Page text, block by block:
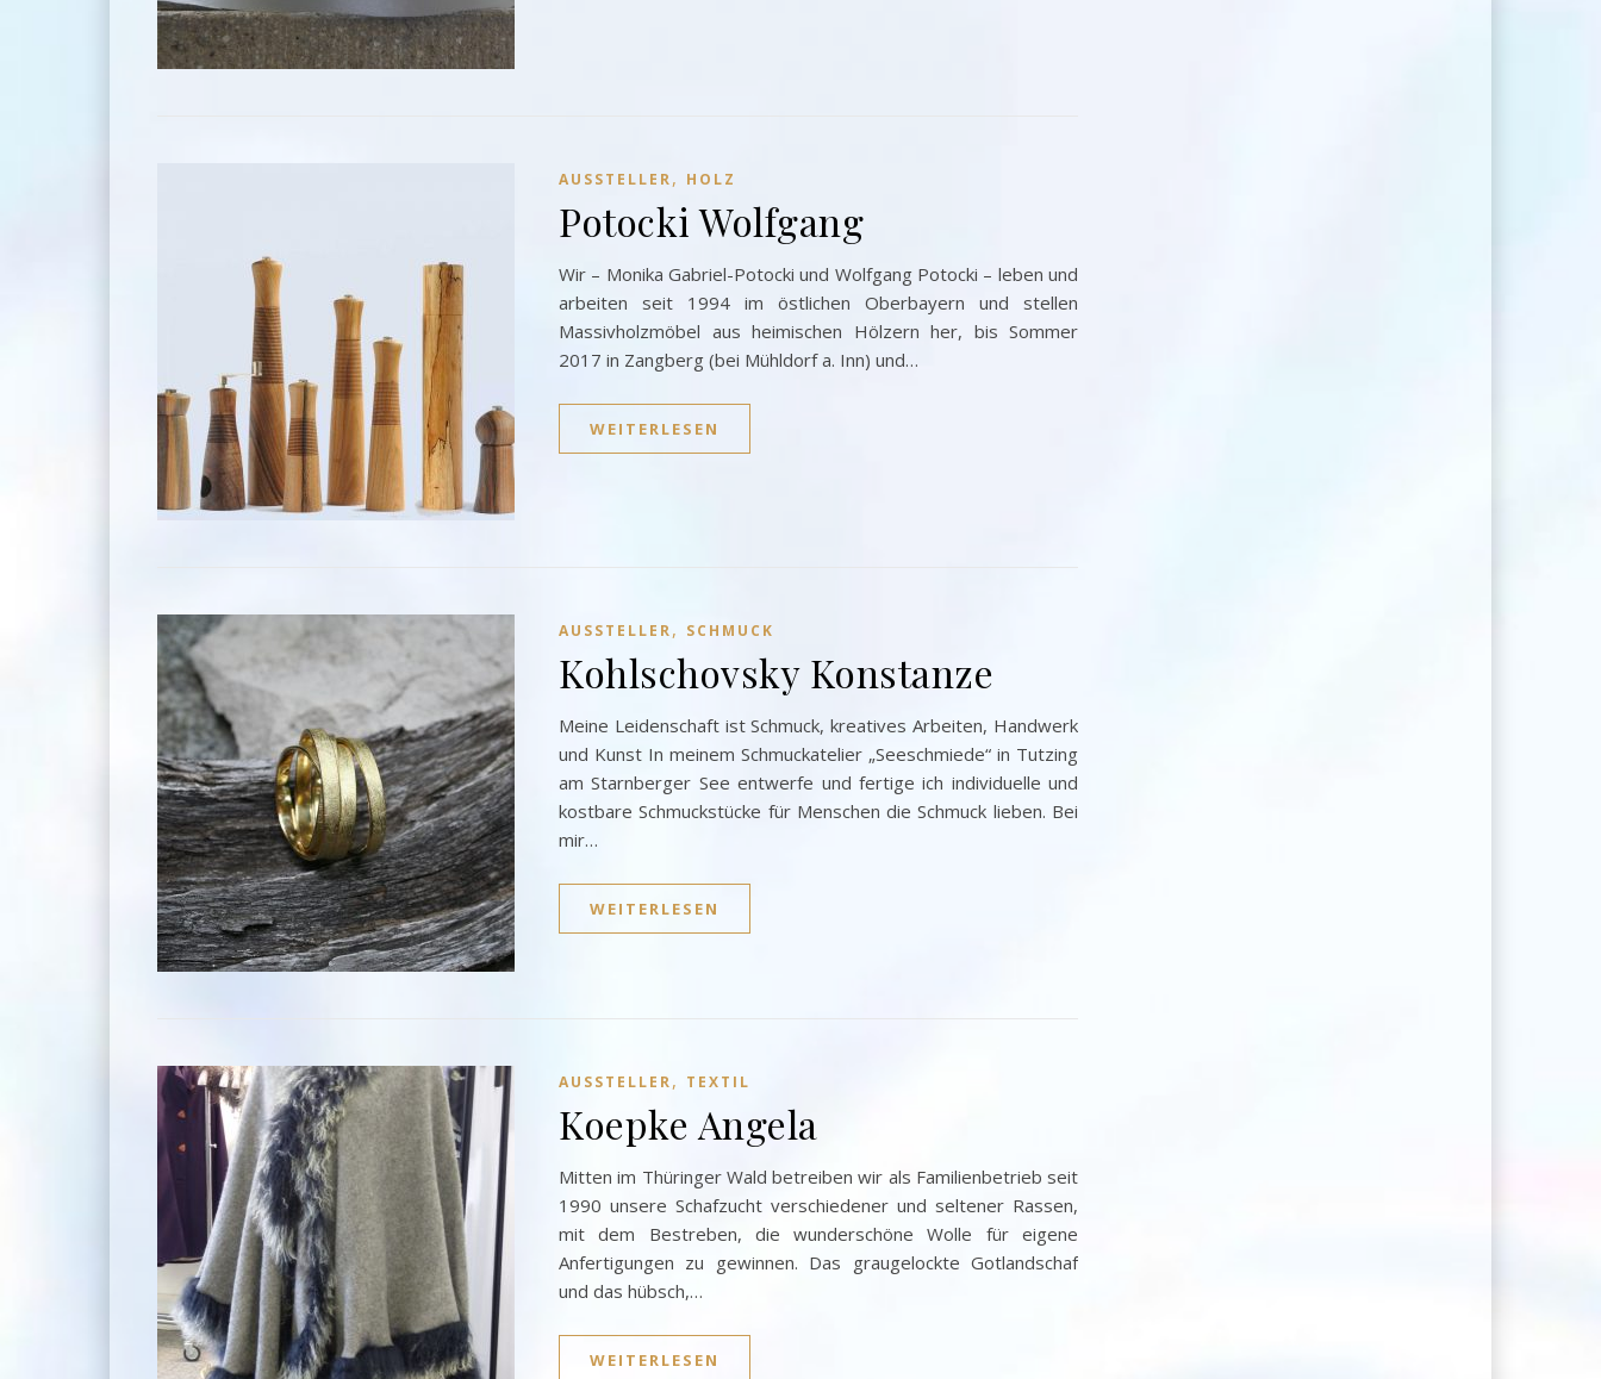
AUSSTELLER, HOLZ
Potocki Wolfgang
Wir – Monika Gabriel-Potocki und Wolfgang Potocki – leben und
arbeiten seit 1994 im östlichen Oberbayern und stellen
Massivholzmöbel aus heimischen Hölzern her, bis Sommer
2017 in Zangberg (bei Mühldorf a. Inn) und…
WEITERLESEN
AUSSTELLER, SCHMUCK
Kohlschovsky Konstanze
Meine Leidenschaft ist Schmuck, kreatives Arbeiten, Handwerk
und Kunst In meinem Schmuckatelier „Seeschmiede“ in Tutzing
am Starnberger See entwerfe und fertige ich individuelle und
kostbare Schmuckstücke für Menschen die Schmuck lieben. Bei
mir…
WEITERLESEN
AUSSTELLER, TEXTIL
Koepke Angela
Mitten im Thüringer Wald betreiben wir als Familienbetrieb seit
1990 unsere Schafzucht verschiedener und seltener Rassen,
mit dem Bestreben, die wunderschöne Wolle für eigene
Anfertigungen zu gewinnen. Das graugelockte Gotlandschaf
und das hübsch,…
WEITERLESEN